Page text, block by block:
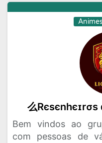
么
Bem vindos ao
com pessoas de